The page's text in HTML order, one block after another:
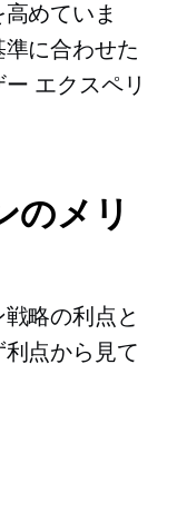
めていま
に合わせた
エクスペリ
のメリ
略の利点と
点から見て